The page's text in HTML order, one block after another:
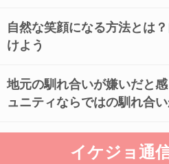
自然な笑顔になる方法とは
けよう
地元の馴れ合いが嫌いだと
ュニティならではの馴れ合
イケジョ通